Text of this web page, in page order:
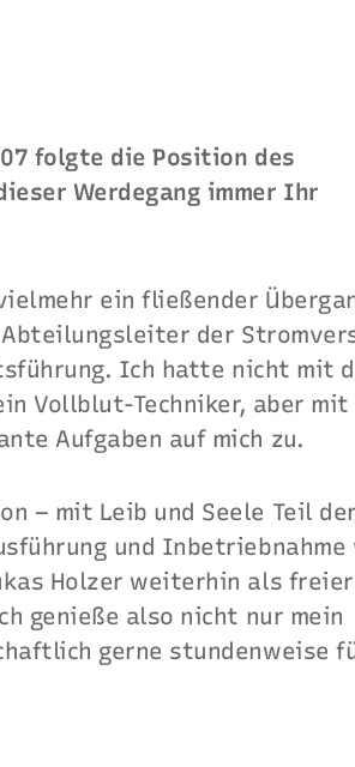
folgte die Position des
Werdegang immer Ihr
ein fließender
der
Ich hatte nicht mit
Vollblut-Techniker, aber
Aufgaben auf mich zu.
– mit Leib und Seele Teil der
und Inbetriebnahme
Holzer weiterhin als freier
genieße also nicht nur mein
gerne stundenweise